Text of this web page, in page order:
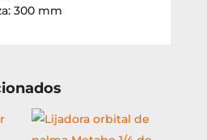
300 mm